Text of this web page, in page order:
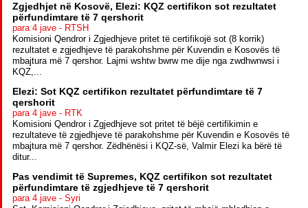
Zgjedhjet në Kosovë, Elezi: KQZ certifikon sot rezultatet
përfundimtare të 7 qershorit
para 4 jave - RTSH
Komisioni Qendror i Zgjedhjeve pritet të certifikojë sot (8 korrik)
rezultatet e zgjedhjeve të parakohshme për Kuvendin e Kosovës të
mbajtura më 7 qershor. Lajmi wshtw bwrw me dije nga zwdhwnwsi i
KQZ,...
Elezi: Sot KQZ certifikon rezultatet përfundimtare të 7
qershorit
para 4 jave - RTK
Komisioni Qendror i Zgjedhjeve sot pritet të bëjë certifikimin e
rezultateve të zgjedhjeve të parakohshme për Kuvendin e Kosovës të
mbajtura më 7 qershor. Zëdhënësi i KQZ-së, Valmir Elezi ka bërë të
ditur...
Pas vendimit të Supremes, KQZ certifikon sot rezultatet
përfundimtare të zgjedhjeve të 7 qershorit
para 4 jave - Syri